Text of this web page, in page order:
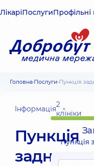
ЛікаріПослуги
Головна Послуги Пункція
Інформація2
клініки
Пункція
заднього
Пункція